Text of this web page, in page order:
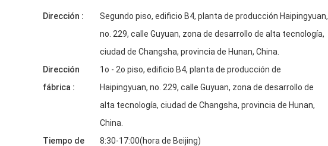
Dirección :
Segundo piso, edificio B4, planta de producción Haipingyuan,
no. 229, calle Guyuan, zona de desarrollo de alta tecnología,
ciudad de Changsha, provincia de Hunan, China.
Dirección
fábrica :
1o - 2o piso, edificio B4, planta de producción de
Haipingyuan, no. 229, calle Guyuan, zona de desarrollo de
alta tecnología, ciudad de Changsha, provincia de Hunan,
China.
Tiempo de
8:30-17:00(hora de Beijing)